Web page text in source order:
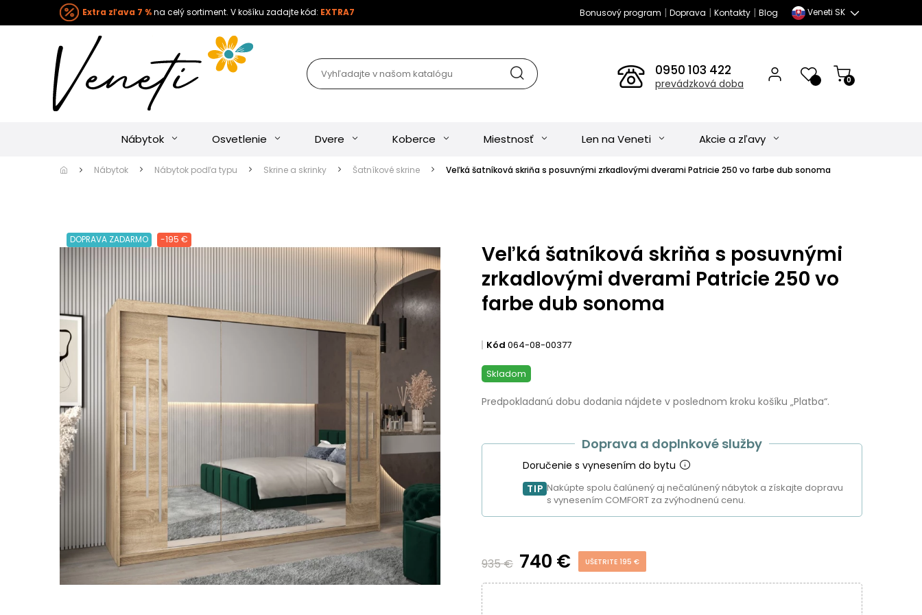
Extra zľava 7 %na celý sortiment. V košíku zadajte kód: EXTRA7 Bonusový program | Doprava | Kontakty| Blog Veneti SK
0950 103 422
prevádzková doba 0
Nábytok Osvetlenie Dvere Koberce Miestnosť Len na Veneti Akcie a zľavy
Nábytok Nábytok podľa typu Skrine a skrinky Šatníkové skrine Veľká šatníková skriňa s posuvnými zrkadlovými dverami Patricie 250 vo farbe dub sonoma
DOPRAVA ZADARMO -195 €
Veľká šatníková skriňa s posuvnými
zrkadlovými dverami Patricie 250 vo
farbe dub sonoma
Kód 064-08-00377
Skladom
Predpokladanú dobu dodania nájdete v poslednom kroku košíku „Platba“.
Doprava a doplnkové služby
Doručenie s vynesením do bytu
TIP Nakúpte spolu čalúnený aj nečalúnený nábytok a získajte dopravu
s vynesením COMFORT za zvýhodnenú cenu.
935 € 740 € UŠETRITE 195 €
Lepšia funkcia, obsah na mieru a ochrana súkromia
Tento web ukladá v súlade so zákonmi na vaše zariadenie súbory cookies. Cookies súbory používame na personalizáciu obsahu a reklám a tiež na analytické účely. Odsúhlaste prosím ich nastavenia
pre ďalšie používanie webu a taktiež pre využitie, odovzdanie a zobrazenie cielenej reklamy na sociálnych a reklamných sieťach vrátane ďalších webov. Viac o cookies.
Viac o cookies.